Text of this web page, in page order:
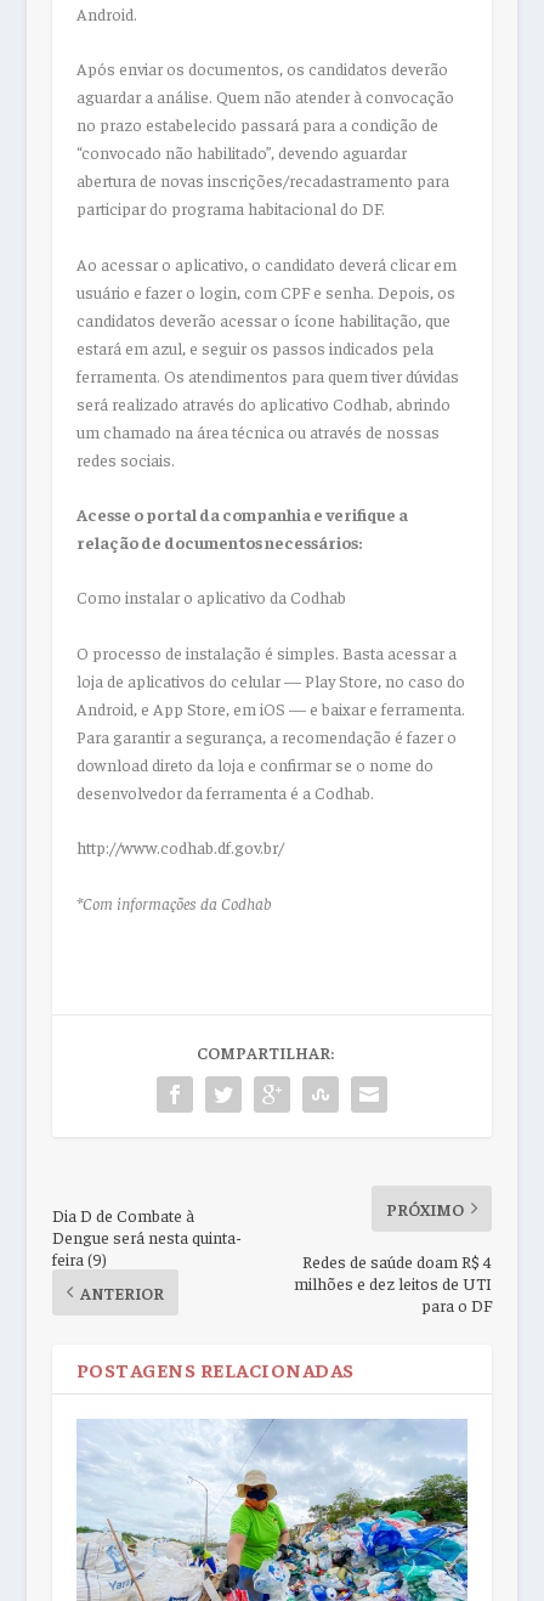
Android.
Após enviar os documentos, os candidatos deverão
aguardar a análise. Quem não atender à convocação
no prazo estabelecido passará para a condição de
“convocado não habilitado”, devendo aguardar
abertura de novas inscrições/recadastramento para
participar do programa habitacional do DF.
Ao acessar o aplicativo, o candidato deverá clicar em
usuário e fazer o login, com CPF e senha. Depois, os
candidatos deverão acessar o ícone habilitação, que
estará em azul, e seguir os passos indicados pela
ferramenta. Os atendimentos para quem tiver dúvidas
será realizado através do aplicativo Codhab, abrindo
um chamado na área técnica ou através de nossas
redes sociais.
Acesse o portal da companhia e verifique a
relação de documentos necessários:
Como instalar o aplicativo da Codhab
O processo de instalação é simples. Basta acessar a
loja de aplicativos do celular — Play Store, no caso do
Android, e App Store, em iOS — e baixar e ferramenta.
Para garantir a segurança, a recomendação é fazer o
download direto da loja e confirmar se o nome do
desenvolvedor da ferramenta é a Codhab.
http://www.codhab.df.gov.br/
*Com informações da Codhab
COMPARTILHAR:
Dia D de Combate à
Dengue será nesta quinta-
feira (9)
ANTERIOR
PRÓXIMO
Redes de saúde doam R$ 4
milhões e dez leitos de UTI
para o DF
POSTAGENS RELACIONADAS